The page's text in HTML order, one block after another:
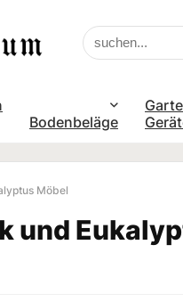
Bodenbeläge
Möbel
und